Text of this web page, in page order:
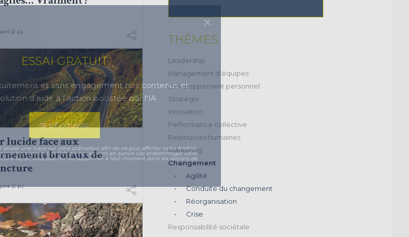
(2 p.)
lucide face aux
brutaux de
(2 p.)
THÈMES
Leadership
Management d'équipes
Développement personnel
Stratégie
Innovation
Performance collective
Ressources humaines
Marketing
Changement
Agilité
Conduite du changement
Réorganisation
Crise
Responsabilité sociétale
×
ESSAI GRATUIT
et sans engagement nos contenus et
d’aide à l’action boostée par l'IA
JE DÉCOUVRE
laisser une trace sur votre ordinateur afin de ne plus afficher cette fenêtre.
sur les cookies. Ces fichiers ne peuvent en aucun cas endommager votre
façon, vous pourrez les supprimer à tout moment dans les options de